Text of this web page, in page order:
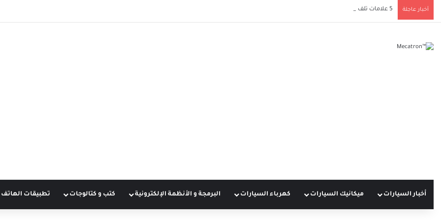
أخبار عاجلة 5 علامات تلف دعامة ناقل الحركة يجب ألا تتجاهلها لحماية سيارتك
أخبار السيارات ميكانيك السيارات كهرباء السيارات البرمجة و الأنظمة الإلكترونية كتب و كتالوجات تطبيقات الهاتف